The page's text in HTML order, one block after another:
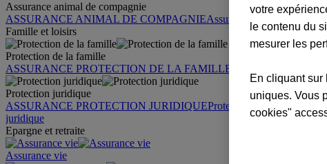
Assurance animal de compagnie
ASSURANCE ANIMAL DE COMPAGNIEAssurance chien Assurance
Famille et loisirs
Protection de la famille
ASSURANCE PROTECTION DE LA FAMILLE
Protection juridique
ASSURANCE PROTECTION JURIDIQUEProtection juridique
juridique
Epargne et retraite
Assurance vie
votre
le contenu du
mesurer les
En cliquant
uniques. Vous
cookies"